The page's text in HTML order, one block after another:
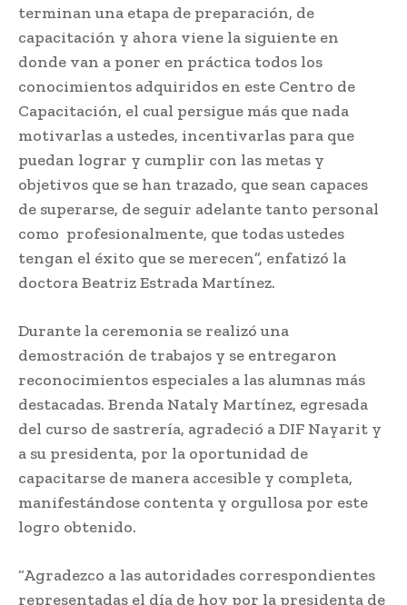
terminan una etapa de preparación, de
capacitación y ahora viene la siguiente en
donde van a poner en práctica todos los
conocimientos adquiridos en este Centro de
Capacitación, el cual persigue más que nada
motivarlas a ustedes, incentivarlas para que
puedan lograr y cumplir con las metas y
objetivos que se han trazado, que sean capaces
de superarse, de seguir adelante tanto personal
como profesionalmente, que todas ustedes
tengan el éxito que se merecen”, enfatizó la
doctora Beatriz Estrada Martínez.
Durante la ceremonia se realizó una
demostración de trabajos y se entregaron
reconocimientos especiales a las alumnas más
destacadas. Brenda Nataly Martínez, egresada
del curso de sastrería, agradeció a DIF Nayarit y
a su presidenta, por la oportunidad de
capacitarse de manera accesible y completa,
manifestándose contenta y orgullosa por este
logro obtenido.
“Agradezco a las autoridades correspondientes
representadas el día de hoy por la presidenta de